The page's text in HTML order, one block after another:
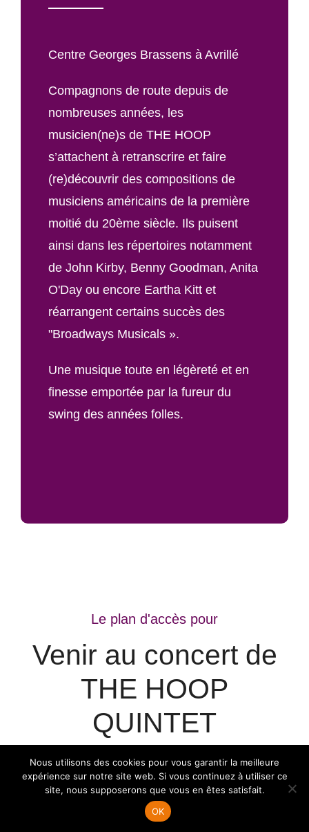
Centre Georges Brassens à Avrillé
Compagnons de route depuis de
nombreuses années, les
musicien(ne)s de THE HOOP
s’attachent à retranscrire et faire
(re)découvrir des compositions de
musiciens américains de la première
moitié du 20ème siècle. Ils puisent
ainsi dans les répertoires notamment
de John Kirby, Benny Goodman, Anita
O'Day ou encore Eartha Kitt et
réarrangent certains succès des
"Broadways Musicals ».
Une musique toute en légèreté et en
finesse emportée par la fureur du
swing des années folles.
Le plan d'accès pour
Venir au concert de
THE HOOP
QUINTET
Nous utilisons des cookies pour vous garantir la meilleure
expérience sur notre site web. Si vous continuez à utiliser ce
site, nous supposerons que vous en êtes satisfait.
OK